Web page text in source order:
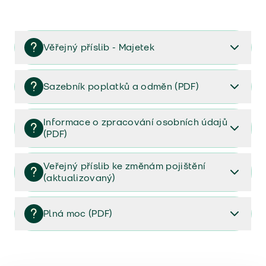
Věřejný příslib - Majetek
Věřejný příslib majetek 2023
Sazebník poplatků a odměn (PDF)
Sazebník poplatků a odměn (PDF)
Informace o zpracování osobních údajů
(PDF)
Informace o zpracování osobních údajů (PDF)
Veřejný příslib ke změnám pojištění
(aktualizovaný)
Veřejný příslib ke změnám pojištění (aktualizovaný)
Plná moc (PDF)